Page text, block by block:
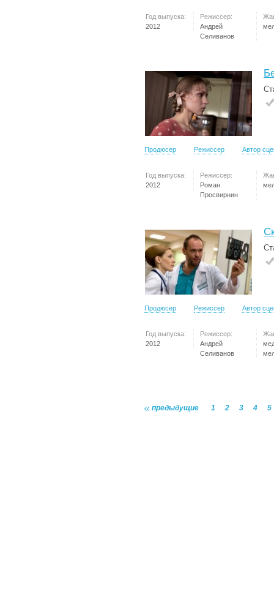
Год выпуска:
2012
Режиссер:
Андрей
Селиванов
Продюсер Режиссер Автор
Год выпуска:
2012
Режиссер:
Роман
Просвирнин
Продюсер Режиссер Автор
Год выпуска:
2012
Режиссер:
Андрей
Селиванов
предыдущие 1 2 3 4 5